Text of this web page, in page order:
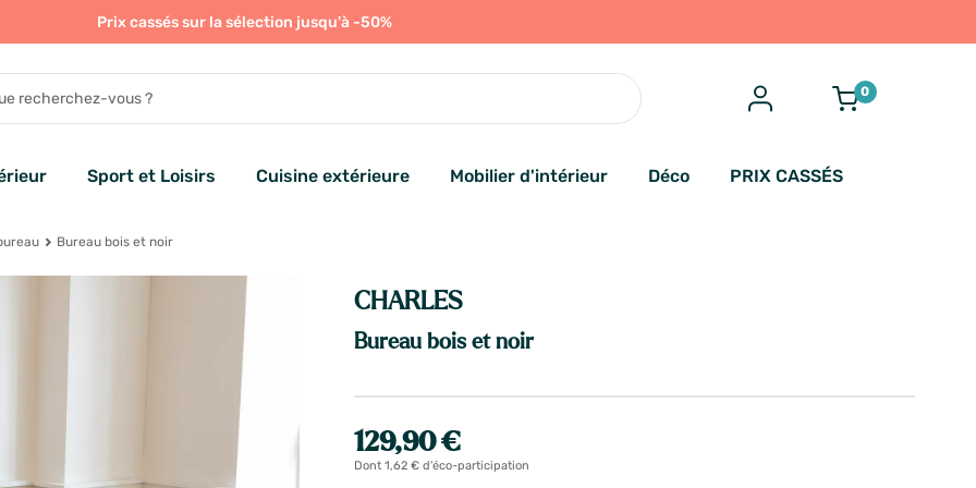
Prix cassés sur la sélection jusqu'à -50%
0
Sport et Loisirs Cuisine extérieure Mobilier d'intérieur Déco PRIX CASSÉS
Bureau bois et noir
CHARLES
Bureau bois et noir
129,90 €
Dont 1,62 € d'éco-participation